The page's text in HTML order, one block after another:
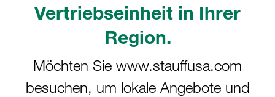
Vertriebseinheit in Ihrer
Region.
Möchten Sie www.stauffusa.com
besuchen, um lokale Angebote und
tatsächlichen Produkt abweichen.